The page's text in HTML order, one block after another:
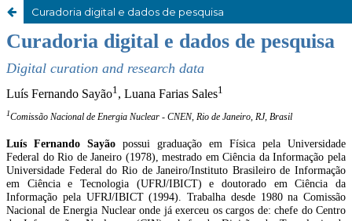
Curadoria digital e dados de pesquisa